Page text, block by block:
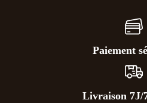
Paiement
Livraison 7J/